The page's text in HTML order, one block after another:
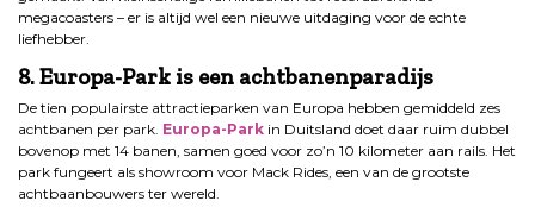
megacoasters – er is altijd wel een nieuwe uitdaging voor de echte
liefhebber.
8. Europa-Park is een achtbanenparadijs
De tien populairste attractieparken van Europa hebben gemiddeld zes
achtbanen per park. Europa-Park in Duitsland doet daar ruim dubbel
bovenop met 14 banen, samen goed voor zo’n 10 kilometer aan rails. Het
park fungeert als showroom voor Mack Rides, een van de grootste
achtbaanbouwers ter wereld.